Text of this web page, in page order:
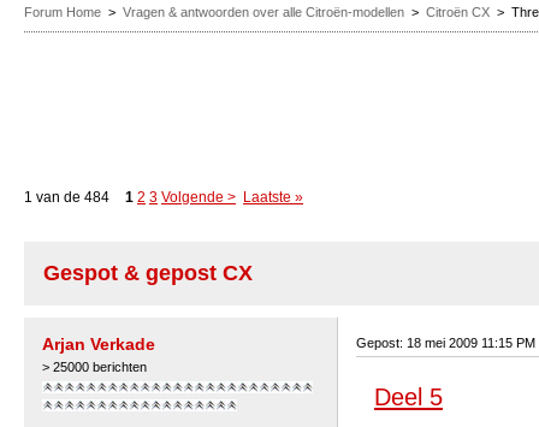
Forum Home > Vragen & antwoorden over alle Citroën-modellen > Citroën CX >
1 van de 484 1 2 3 Volgende > Laatste »
Gespot & gepost CX
Arjan Verkade
> 25000 berichten
Gepost: 18 mei 2009 11:15 PM
Deel 5